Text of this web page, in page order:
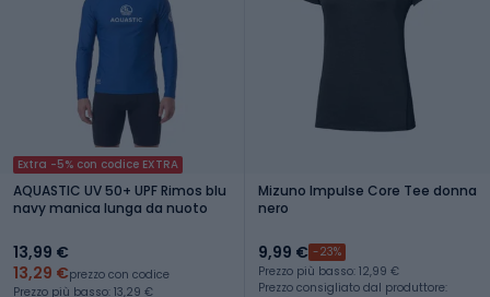
Extra -5% con codice EXTRA
AQUASTIC UV 50+ UPF Rimos blu
navy manica lunga da nuoto
13,99 €
13,29 €prezzo con codice
Prezzo più basso: 13,29 €
Mizuno Impulse Core Tee donna
nero
9,99 € -23%
Prezzo più basso: 12,99 €
Prezzo consigliato dal produttore: